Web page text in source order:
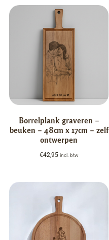
Borrelplank graveren –
beuken – 48cm x 17cm – zelf
ontwerpen
€42,95 incl. btw